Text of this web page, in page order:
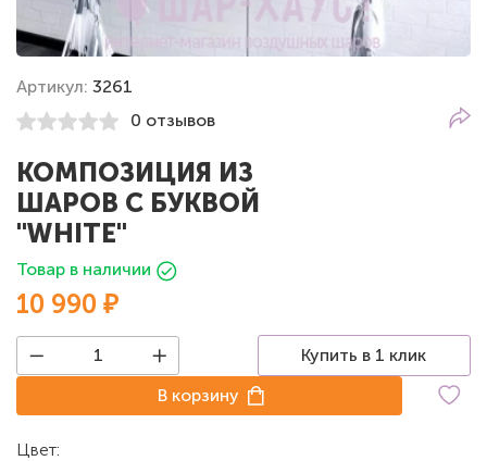
Артикул: 3261
0 отзывов
КОМПОЗИЦИЯ ИЗ
ШАРОВ С БУКВОЙ
"WHITE"
Товар в наличии
10 990 ₽
Купить в 1 клик
В корзину
Цвет: